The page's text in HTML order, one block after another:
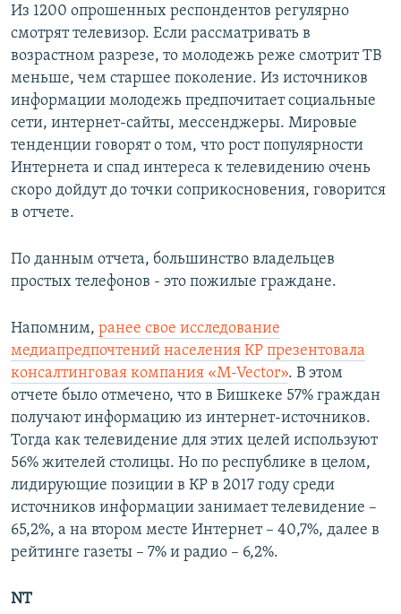
Из 1200 опрошенных респондентов регулярно
смотрят телевизор. Если рассматривать в
возрастном разрезе, то молодежь реже смотрит ТВ
меньше, чем старшее поколение. Из источников
информации молодежь предпочитает социальные
сети, интернет-сайты, мессенджеры. Мировые
тенденции говорят о том, что рост популярности
Интернета и спад интереса к телевидению очень
скоро дойдут до точки соприкосновения, говорится
в отчете.
По данным отчета, большинство владельцев
простых телефонов - это пожилые граждане.
Напомним, ранее свое исследование
медиапредпочтений населения КР презентовала
консалтинговая компания «M-Vector». В этом
отчете было отмечено, что в Бишкеке 57% граждан
получают информацию из интернет-источников.
Тогда как телевидение для этих целей используют
56% жителей столицы. Но по республике в целом,
лидирующие позиции в КР в 2017 году среди
источников информации занимает телевидение –
65,2%, а на втором месте Интернет – 40,7%, далее в
рейтинге газеты – 7% и радио – 6,2%.
NT